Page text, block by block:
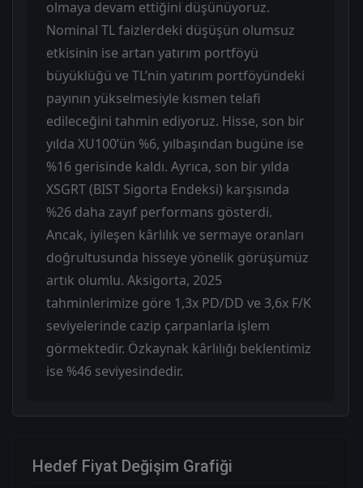
olmaya devam ettiğini düşünüyoruz.
Nominal TL faizlerdeki düşüşün olumsuz
etkisinin ise artan yatırım portföyü
büyüklüğü ve TL’nin yatırım portföyündeki
payının yükselmesiyle kısmen telafi
edileceğini tahmin ediyoruz. Hisse, son bir
yılda XU100’ün %6, yılbaşından bugüne ise
%16 gerisinde kaldı. Ayrıca, son bir yılda
XSGRT (BIST Sigorta Endeksi) karşısında
%26 daha zayıf performans gösterdi.
Ancak, iyileşen kârlılık ve sermaye oranları
doğrultusunda hisseye yönelik görüşümüz
artık olumlu. Aksigorta, 2025
tahminlerimize göre 1,3x PD/DD ve 3,6x F/K
seviyelerinde cazip çarpanlarla işlem
görmektedir. Özkaynak kârlılığı beklentimiz
ise %46 seviyesindedir.
Hedef Fiyat Değişim Grafiği